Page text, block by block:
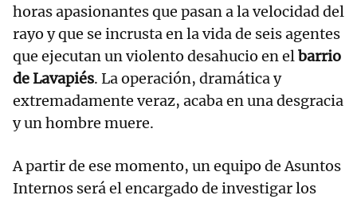
horas apasionantes que pasan a la velocidad del
rayo y que se incrusta en la vida de seis agentes
que ejecutan un violento desahucio en elbarrio
de Lavapiés. La operación, dramática y
extremadamente veraz, acaba en una desgracia
y un hombre muere.
A partir de ese momento, un equipo de Asuntos
Internos será el encargado de investigar los